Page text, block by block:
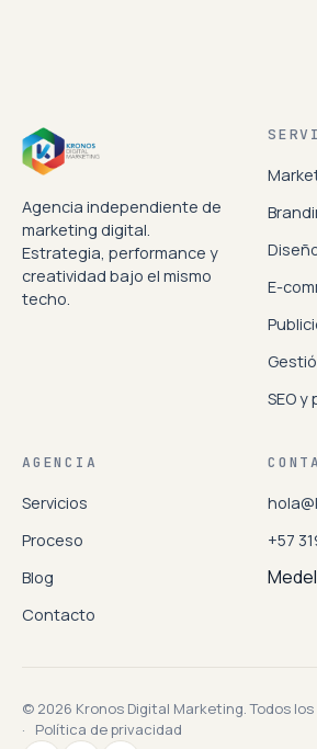
Agencia independiente de
marketing digital.
Estrategia, performance y
creatividad bajo el mismo
techo.
E-
SEO
AGENCIA
Servicios
Proceso
Blog
Contacto
+57
© 2026 Kronos Digital Marketing. Todos
·
Política de privacidad